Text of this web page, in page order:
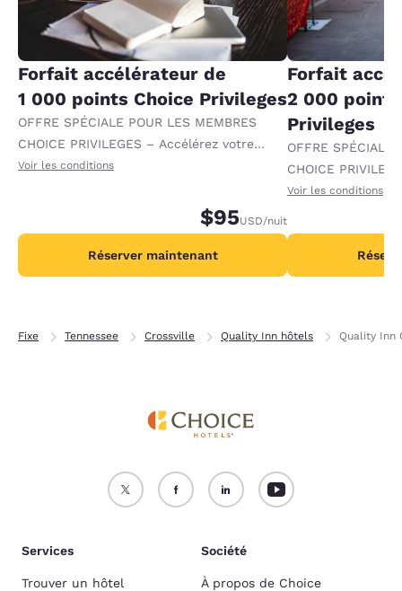
Forfait accélérateur de
1 000 points Choice Privileges
OFFRE SPÉCIALE POUR LES MEMBRES
CHOICE PRIVILEGES – Accélérez votre
progression vers des récompenses en
Voir les conditions
$95USD/nuit
Réserver maintenant
Forfait
2 000
Privileges
OFFRE SPÉCIALE
CHOICE
progression vers
par nuit.
Voir les conditions
Fixe Tennessee Crossville Quality Inn hôtels Quality Inn
Services
Trouver un hôtel
Société
À propos de Choice